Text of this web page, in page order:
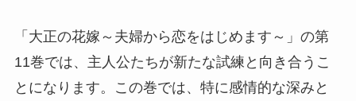
「大正の花嫁～夫婦から恋をはじめます～」の第
11巻では、主人公たちが新たな試練と向き合うこ
とになります。この巻では、特に感情的な深みと